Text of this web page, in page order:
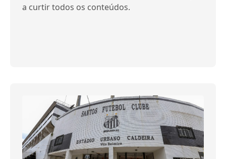
a curtir todos os conteúdos.